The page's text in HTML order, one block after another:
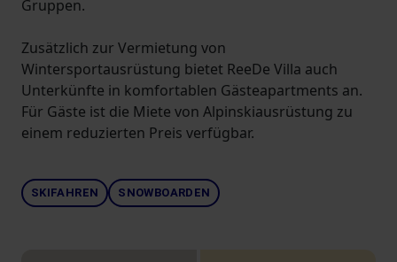
Gruppen.
Zusätzlich zur Vermietung von
Wintersportausrüstung bietet ReeDe Villa auch
Unterkünfte in komfortablen Gästeapartments an.
Für Gäste ist die Miete von Alpinskiausrüstung zu
einem reduzierten Preis verfügbar.
SKIFAHREN SNOWBOARDEN